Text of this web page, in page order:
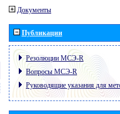
Документы
Публикации
Резолюции МСЭ-R
Вопросы МСЭ-R
Руководящие указания для